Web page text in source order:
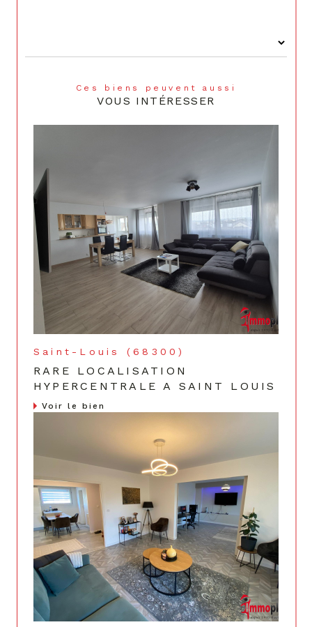
Ces biens peuvent aussi
VOUS INTÉRESSER
Saint-Louis (68300)
RARE LOCALISATION
HYPERCENTRALE A SAINT LOUIS
Voir le bien